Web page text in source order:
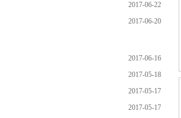
2017-06-22
2017-06-20
2017-06-16
2017-05-18
2017-05-17
2017-05-17